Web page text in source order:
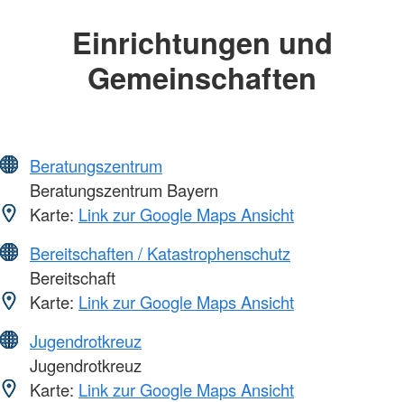
Einrichtungen und
Gemeinschaften
Beratungszentrum
Beratungszentrum Bayern
Karte: Link zur Google Maps Ansicht
Bereitschaften / Katastrophenschutz
Bereitschaft
Karte: Link zur Google Maps Ansicht
Jugendrotkreuz
Jugendrotkreuz
Karte: Link zur Google Maps Ansicht